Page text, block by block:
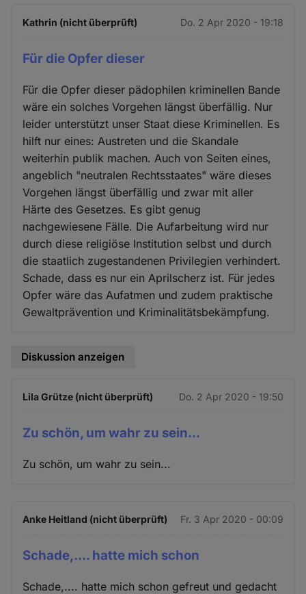
Kathrin (nicht überprüft) Do. 2 Apr 2020 - 19:18
Für die Opfer dieser
Für die Opfer dieser pädophilen kriminellen Bande
wäre ein solches Vorgehen längst überfällig. Nur
leider unterstützt unser Staat diese Kriminellen. Es
hilft nur eines: Austreten und die Skandale
weiterhin publik machen. Auch von Seiten eines,
angeblich "neutralen Rechtsstaates" wäre dieses
Vorgehen längst überfällig und zwar mit aller
Härte des Gesetzes. Es gibt genug
nachgewiesene Fälle. Die Aufarbeitung wird nur
durch diese religiöse Institution selbst und durch
die staatlich zugestandenen Privilegien verhindert.
Schade, dass es nur ein Aprilscherz ist. Für jedes
Opfer wäre das Aufatmen und zudem praktische
Gewaltprävention und Kriminalitätsbekämpfung.
Diskussion anzeigen
Lila Grütze (nicht überprüft) Do. 2 Apr 2020 - 19:50
Zu schön, um wahr zu sein...
Zu schön, um wahr zu sein...
Anke Heitland (nicht überprüft) Fr. 3 Apr 2020 - 00:09
Schade,.... hatte mich schon
Schade,.... hatte mich schon gefreut und gedacht